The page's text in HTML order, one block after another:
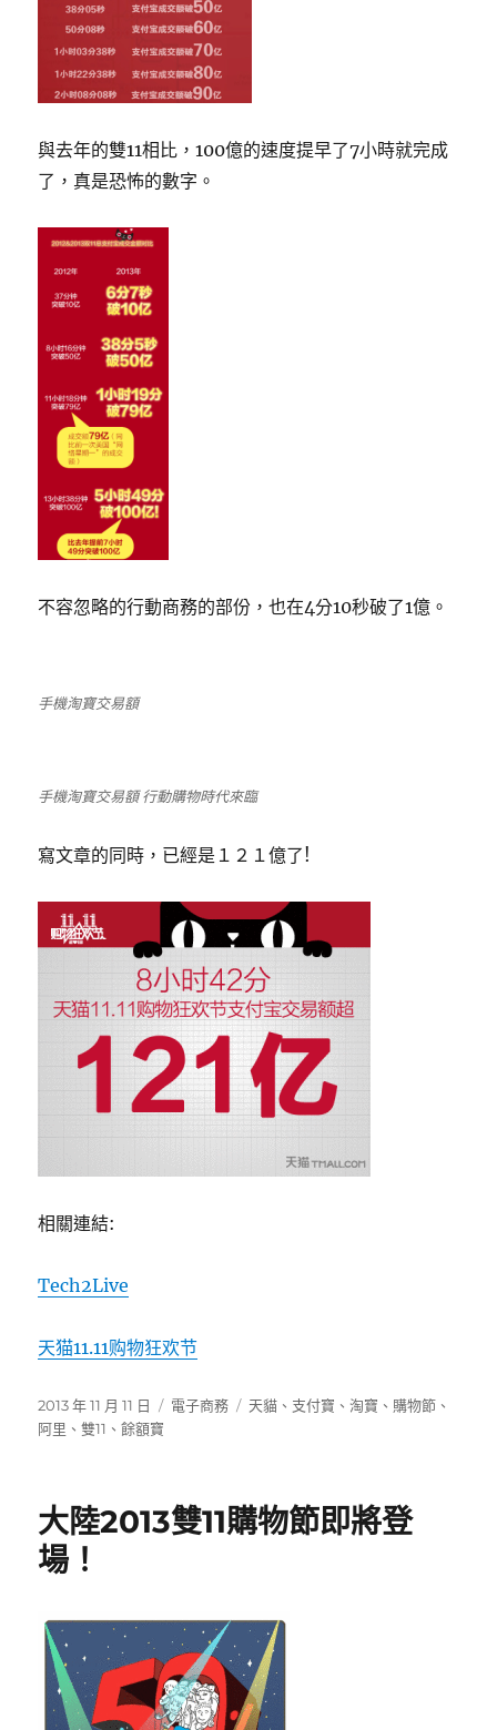
與去年的雙11相比，100億的速度提早了7小時就完成
了，真是恐怖的數字。
不容忽略的行動商務的部份，也在4分10秒破了1億。
手機淘寶交易額
手機淘寶交易額 行動購物時代來臨
寫文章的同時，已經是１２１億了!
相關連結:
Tech2Live
天猫11.11购物狂欢节
發
佈
2013 年 11 月 11 日
分
電子商務
標
天貓 、 支付寶 、淘寶 、 購物節 、
阿里 、雙11 、餘額寶
大陸2013雙11購物節即將登
場！